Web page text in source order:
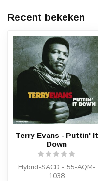
Recent bekeken
Terry Evans - Puttin' It
Down
Hybrid-SACD - 55-AQM-
1038